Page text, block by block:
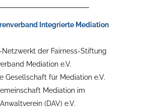
Integrierte Mediation
Netzwerkt der Fairness-Stiftung
Mediation e.V.
Gesellschaft für Mediation e.V.
Mediation im
(DAV) e.V.